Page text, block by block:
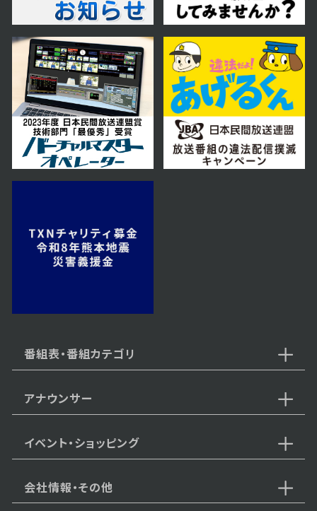
2023年05月01日 放送
第14話
2023年04月28日 放送
第13話
第12話
2023年04月24日 放送
番組表・番組カテゴリ
アナウンサー
イベント・ショッピング
会社情報・その他